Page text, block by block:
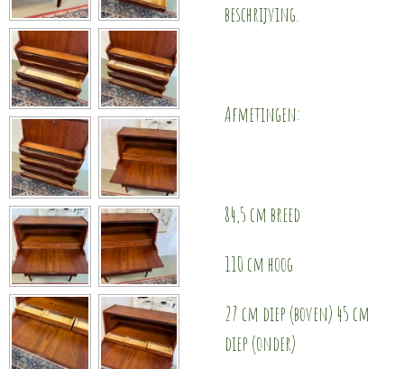
beschrijving.
Afmetingen:
84,5 cm breed
110 cm hoog
27 cm diep (boven) 45 cm
diep (onder)